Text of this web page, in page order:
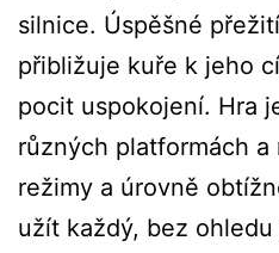
silnice. Úspěšné
přibližuje kuře k jeho
pocit uspokojení. Hra
různých platformách
režimy a úrovně
užít každý, bez